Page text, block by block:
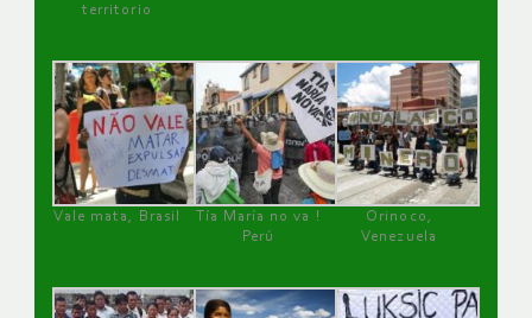
territorio
Vale mata, Brasil
Tía María no va !
Perú
Orinoco,
Venezuela